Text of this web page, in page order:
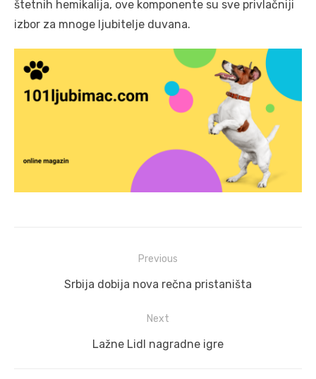
štetnih hemikalija, ove komponente su sve privlačniji
izbor za mnoge ljubitelje duvana.
navigation
Previous
Previous
Srbija dobija nova rečna pristaništa
Next
Next
Lažne Lidl nagradne igre